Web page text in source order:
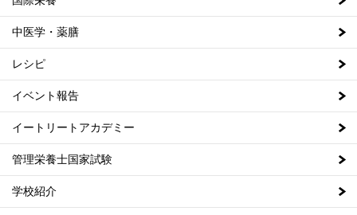
中医学・薬膳
レシピ
イベント報告
イートリートアカデミー
管理栄養士国家試験
学校紹介